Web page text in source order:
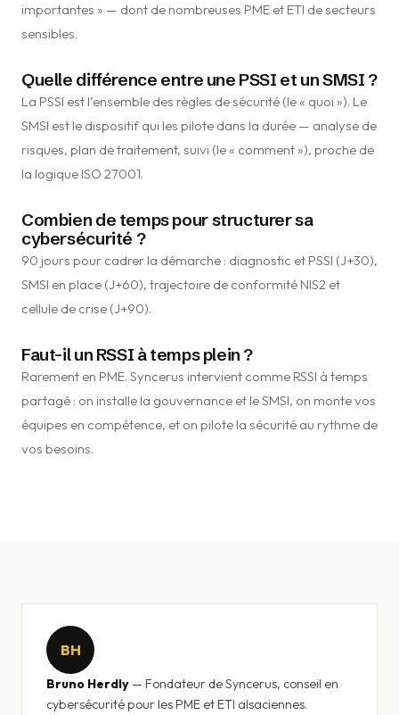
importantes » — dont de nombreuses PME et ETI de secteurs
sensibles.
Quelle différence entre une PSSI et un SMSI ?
La PSSI est l’ensemble des règles de sécurité (le « quoi »). Le
SMSI est le dispositif qui les pilote dans la durée — analyse de
risques, plan de traitement, suivi (le « comment »), proche de
la logique ISO 27001.
Combien de temps pour structurer sa
cybersécurité ?
90 jours pour cadrer la démarche : diagnostic et PSSI (J+30),
SMSI en place (J+60), trajectoire de conformité NIS2 et
cellule de crise (J+90).
Faut-il un RSSI à temps plein ?
Rarement en PME. Syncerus intervient comme RSSI à temps
partagé : on installe la gouvernance et le SMSI, on monte vos
équipes en compétence, et on pilote la sécurité au rythme de
vos besoins.
BH
Bruno Herdly — Fondateur de Syncerus, conseil en
cybersécurité pour les PME et ETI alsaciennes.